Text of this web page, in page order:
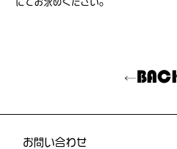
お問い合わせ